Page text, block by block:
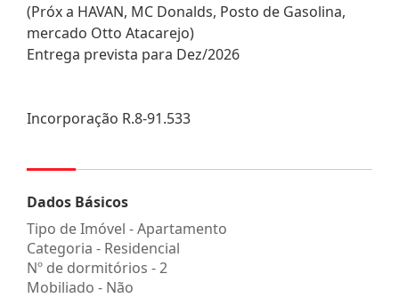
(Próx a HAVAN, MC Donalds, Posto de Gasolina,
mercado Otto Atacarejo)
Entrega prevista para Dez/2026
Incorporação R.8-91.533
Dados Básicos
Tipo de Imóvel - Apartamento
Categoria - Residencial
Nº de dormitórios - 2
Mobiliado - Não